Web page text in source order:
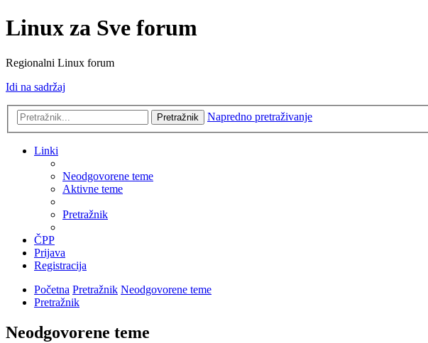
Linux za Sve forum
Regionalni Linux forum
Idi na sadržaj
Pretražnik Napredno pretraživanje
Linki
Neodgovorene teme
Aktivne teme
Pretražnik
ČPP
Prijava
Registracija
Početna Pretražnik Neodgovorene teme
Pretražnik
Neodgovorene teme